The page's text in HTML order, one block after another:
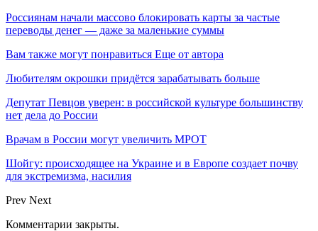
Россиянам начали массово блокировать карты за частые
переводы денег — даже за маленькие суммы
Вам также могут понравиться Еще от автора
Любителям окрошки придётся зарабатывать больше
Депутат Певцов уверен: в российской культуре большинству
нет дела до России
Врачам в России могут увеличить МРОТ
Шойгу: происходящее на Украине и в Европе создает почву
для экстремизма, насилия
Prev Next
Комментарии закрыты.